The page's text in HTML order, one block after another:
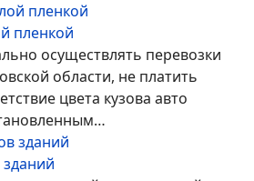
пленкой
осуществлять перевозки
области, не платить
цвета кузова авто